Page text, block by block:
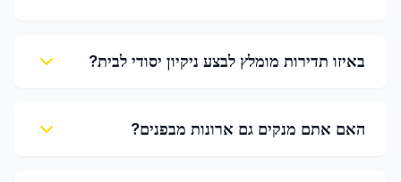
באיזו תדירות מומלץ לבצע ניקיון יסודי לבית?
האם אתם מנקים גם ארונות מבפנים?